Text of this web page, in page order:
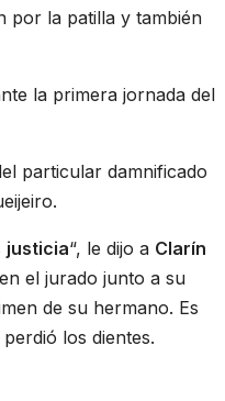
por la patilla y también
la primera jornada del
particular damnificado
justicia“, le dijo a Clarín
el jurado junto a su
de su hermano. Es
los dientes.